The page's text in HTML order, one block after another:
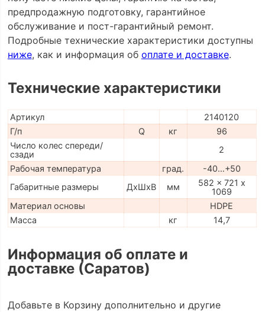
предпродажную подготовку, гарантийное
обслуживание и пост-гарантийный ремонт.
Подробные технические характеристики доступны
ниже, как и информация об оплате и доставке.
Технические характеристики
Артикул
2140120
Г/п
Q кг
96
Число колес спереди/
сзади
2
Рабочая температура
град.
-40…+50
Габаритные размеры
ДхШхВ мм
582 x 721 x
1069
Материал основы
HDPE
Масса
кг 14,7
Информация об оплате и
доставке (Саратов)
Добавьте в Корзину дополнительно и другие